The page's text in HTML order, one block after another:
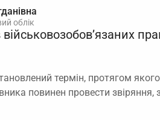
облік
термін, протягом
повинен провести